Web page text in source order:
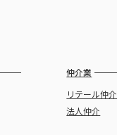
仲介業
リテール仲介
法人仲介